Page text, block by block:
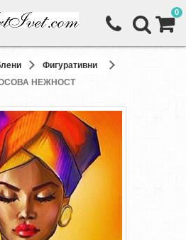
0
Фигуративни
НЕЖНОСТ